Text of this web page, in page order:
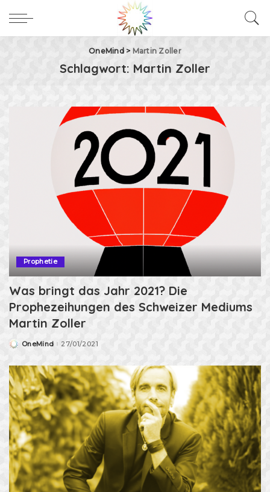
OneMind> Martin Zoller
Schlagwort: Martin Zoller
Prophetie
Was bringt das Jahr 2021? Die
Prophezeihungen des Schweizer Mediums
Martin Zoller
PostedOneMind 27/01/2021